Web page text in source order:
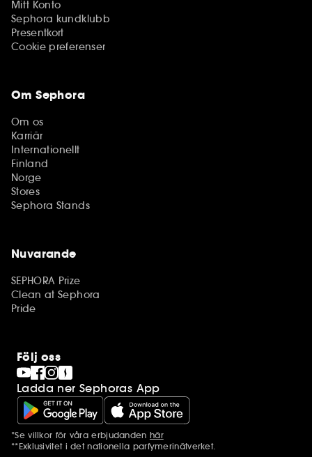
Mitt Konto
Sephora kundklubb
Presentkort
Cookie preferenser
Om Sephora
Om os
Karriär
Internationellt
Finland
Norge
Stores
Sephora Stands
Nuvarande
SEPHORA Prize
Clean at Sephora
Pride
Följ oss
Ladda ner Sephoras App
Ytterligare information
*Se villkor för våra erbjudanden här
**Exklusivitet i det nationella parfymerinätverket.